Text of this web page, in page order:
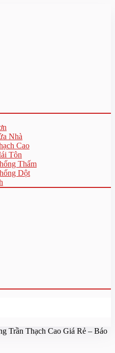
Nhà
Cao
Tôn
Thấm
Dột
Trần Thạch Cao Giá Rẻ – Báo